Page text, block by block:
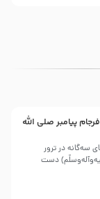
پیامبر صلی الله
سه‌گانه در ترور
دست